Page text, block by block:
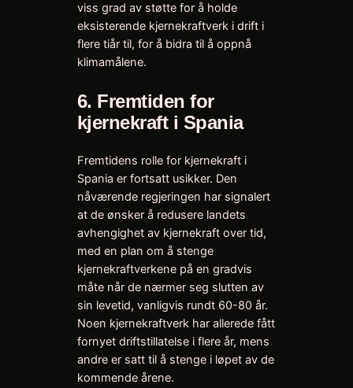
viss grad av støtte for å holde
eksisterende kjernekraftverk i drift i
flere tiår til, for å bidra til å oppnå
klimamålene.
6. Fremtiden for
kjernekraft i Spania
Fremtidens rolle for kjernekraft i
Spania er fortsatt usikker. Den
nåværende regjeringen har signalert
at de ønsker å redusere landets
avhengighet av kjernekraft over tid,
med en plan om å stenge
kjernekraftverkene på en gradvis
måte når de nærmer seg slutten av
sin levetid, vanligvis rundt 60-80 år.
Noen kjernekraftverk har allerede fått
fornyet driftstillatelse i flere år, mens
andre er satt til å stenge i løpet av de
kommende årene.